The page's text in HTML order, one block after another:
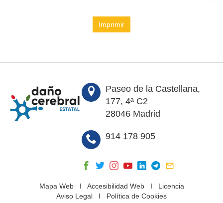
Imprimir
Paseo de la Castellana,
177, 4ª C2
28046 Madrid
914 178 905
Mapa WebI Accesibilidad WebI Licencia
Aviso Legal I Política de Cookies